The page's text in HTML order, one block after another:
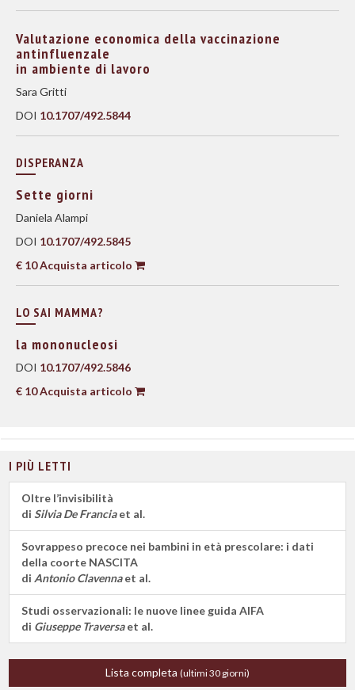
Valutazione economica della vaccinazione
antinfluenzale
in ambiente di lavoro
Sara Gritti
DOI 10.1707/492.5844
DISPERANZA
Sette giorni
Daniela Alampi
DOI 10.1707/492.5845
€ 10 Acquista articolo
LO SAI MAMMA?
la mononucleosi
DOI 10.1707/492.5846
€ 10 Acquista articolo
I PIÙ LETTI
Oltre l’invisibilità
di Silvia De Franciaet al.
Sovrappeso precoce nei bambini in età prescolare: i dati
della coorte NASCITA
di Antonio Clavennaet al.
Studi osservazionali: le nuove linee guida AIFA
di Giuseppe Traversaet al.
Lista completa (ultimi 30 giorni)